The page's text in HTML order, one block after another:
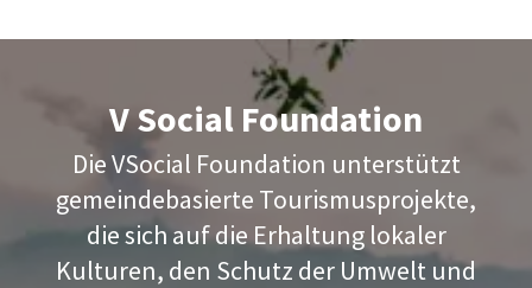
V Social Foundation
Die VSocial Foundation unterstützt
gemeindebasierte Tourismusprojekte,
die sich auf die Erhaltung lokaler
Kulturen, den Schutz der Umwelt und